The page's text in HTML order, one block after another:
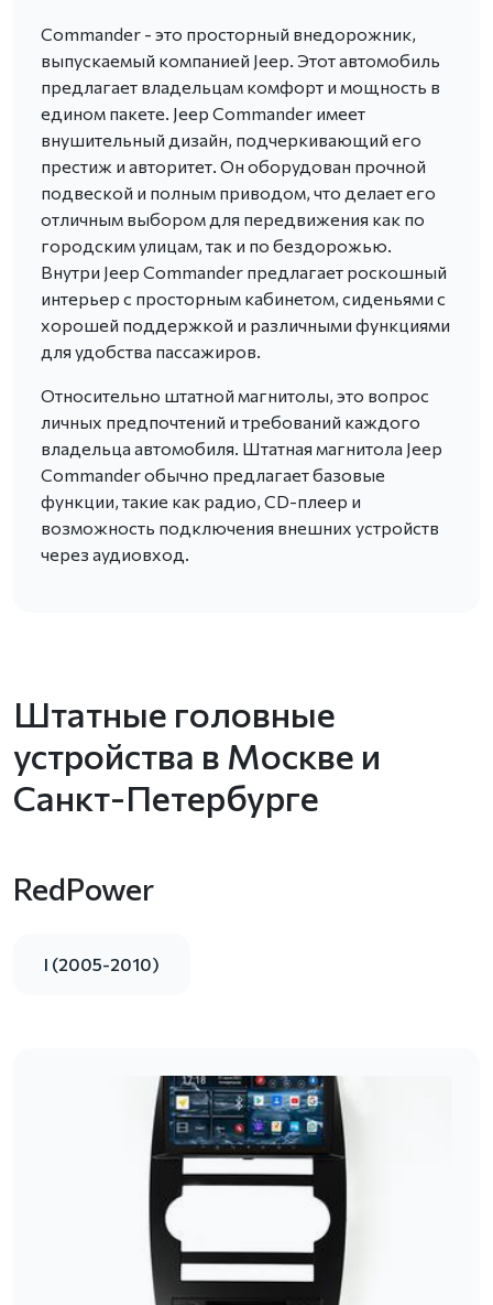
Commander - это просторный внедорожник,
выпускаемый компанией Jeep. Этот автомобиль
предлагает владельцам комфорт и мощность в
едином пакете. Jeep Commander имеет
внушительный дизайн, подчеркивающий его
престиж и авторитет. Он оборудован прочной
подвеской и полным приводом, что делает его
отличным выбором для передвижения как по
городским улицам, так и по бездорожью.
Внутри Jeep Commander предлагает роскошный
интерьер с просторным кабинетом, сиденьями с
хорошей поддержкой и различными функциями
для удобства пассажиров.
Относительно штатной магнитолы, это вопрос
личных предпочтений и требований каждого
владельца автомобиля. Штатная магнитола Jeep
Commander обычно предлагает базовые
функции, такие как радио, CD-плеер и
возможность подключения внешних устройств
через аудиовход.
Штатные головные
устройства в Москве и
Санкт-Петербурге
RedPower
I (2005-2010)